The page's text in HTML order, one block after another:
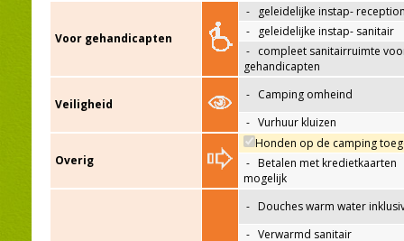
Voor gehandicapten
-
geleidelijke instap-
-
geleidelijke instap- sanitair
- compleet sanitairruimte
gehandicapten
Veiligheid
- Camping omheind
- Vurhuur kluizen
Overig
Honden op de camping
- Betalen met kredietkaarten
mogelijk
- Douches warm water
- Verwarmd sanitair